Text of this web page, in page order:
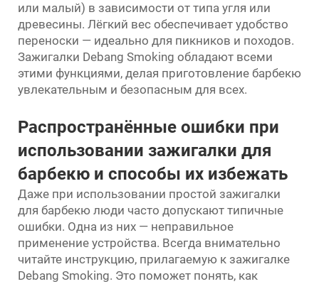
или малый) в зависимости от типа угля или
древесины. Лёгкий вес обеспечивает удобство
переноски — идеально для пикников и походов.
Зажигалки Debang Smoking обладают всеми
этими функциями, делая приготовление барбекю
увлекательным и безопасным для всех.
Распространённые ошибки при
использовании зажигалки для
барбекю и способы их избежать
Даже при использовании простой зажигалки
для барбекю люди часто допускают типичные
ошибки. Одна из них — неправильное
применение устройства. Всегда внимательно
читайте инструкцию, прилагаемую к зажигалке
Debang Smoking. Это поможет понять, как